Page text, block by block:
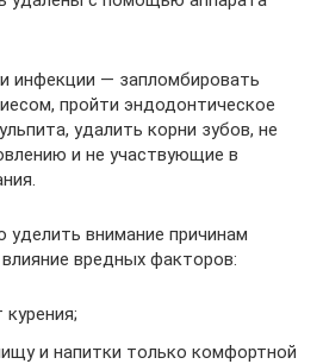
инфекции — запломбировать
пройти эндодонтическое
удалить корни зубов, не
и не участвующие в
внимание причинам
вредных факторов:
и напитки только комфортной